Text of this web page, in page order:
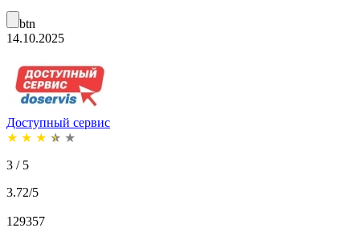
btn
14.10.2025
Доступный сервис
★ ★ ★ ★ ★
3 / 5
3.72/5
129357